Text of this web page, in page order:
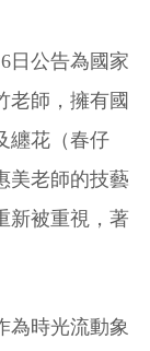
日公告為國家
老師，擁有國
纏花（春仔
美老師的技藝
新被重視，著
為時光流動象